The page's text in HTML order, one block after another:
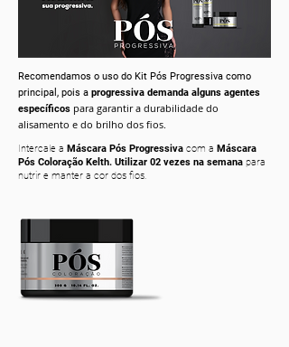
Recomendamos o uso do Kit Pós Progressiva como
principal, pois a progressiva demanda alguns agentes
específicos para garantir a durabilidade do
alisamento e do brilho dos fios.
Intercale a Máscara Pós Progressiva com a Máscara
Pós Coloração Kelth. Utilizar 02 vezes na semana para
nutrir e manter a cor dos fios.